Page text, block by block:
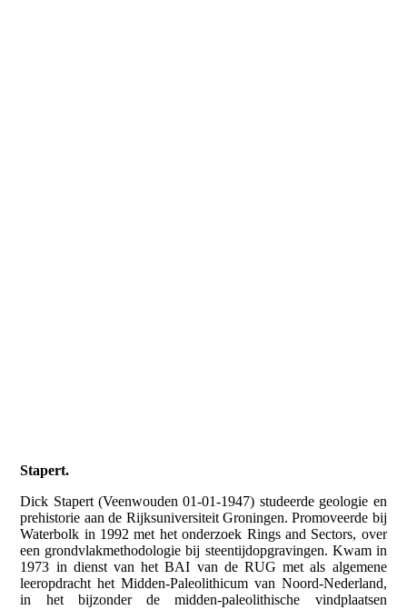
Stapert.
Dick Stapert (Veenwouden 01-01-1947) studeerde geologie en
prehistorie aan de Rijksuniversiteit Groningen. Promoveerde bij
Waterbolk in 1992 met het onderzoek Rings and Sectors, over
een grondvlakmethodologie bij steentijdopgravingen. Kwam in
1973 in dienst van het BAI van de RUG met als algemene
leeropdracht het Midden-Paleolithicum van Noord-Nederland,
in het bijzonder de midden-paleolithische vindplaatsen